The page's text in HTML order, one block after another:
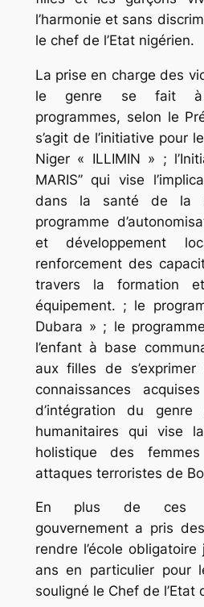
l’harmonie et sans
le chef de l’Etat nigérien.
La prise en charge des
le genre se fait à
programmes, selon le
s’agit de l’initiative pour
Niger « ILLIMIN » ;
MARIS’’ qui vise
dans la santé de la
programme
et développement
renforcement des
travers la formation
équipement. ; le
Dubara » ; le
l’enfant à base
aux filles de
connaissances
d’intégration du
humanitaires qui vise
holistique des
attaques terroristes de
En plus de ces
gouvernement a pris
rendre l’école obligatoire
ans en particulier pour
souligné le Chef de l’Etat